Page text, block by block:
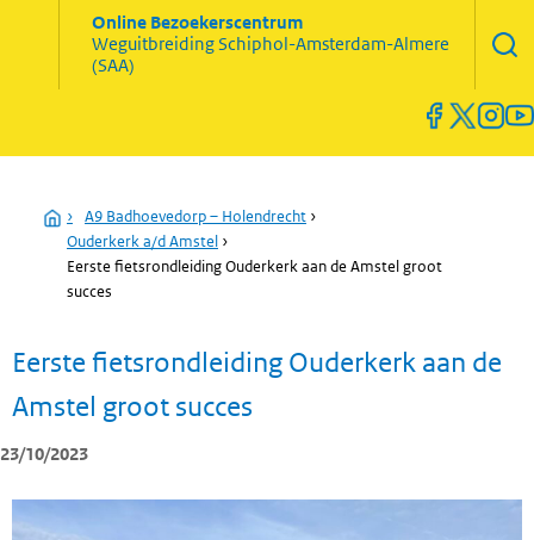
Online Bezoekerscentrum
WeguitbreidingSchiphol-Amsterdam-Almere
(SAA)
Home
› A9 Badhoevedorp – Holendrecht ›
Ouderkerk a/d Amstel ›
Eerste fietsrondleiding Ouderkerk aan de Amstel groot
succes
Eerste fietsrondleiding Ouderkerk aan de
Amstel groot succes
23/10/2023